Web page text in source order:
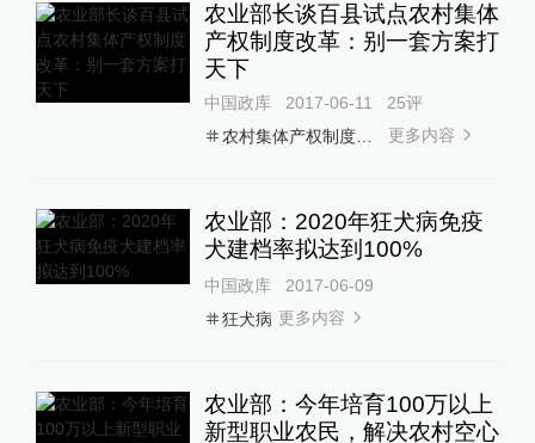
农业部长谈百县试点农村集体
产权制度改革：别一套方案打
天下
中国政库 2017-06-11 25评
农村集体产权制度改革
更多内容
农业部：2020年狂犬病免疫
犬建档率拟达到100%
中国政库
2017-06-09
狂犬病 更多内容
农业部：今年培育100万以上
新型职业农民，解决农村空心